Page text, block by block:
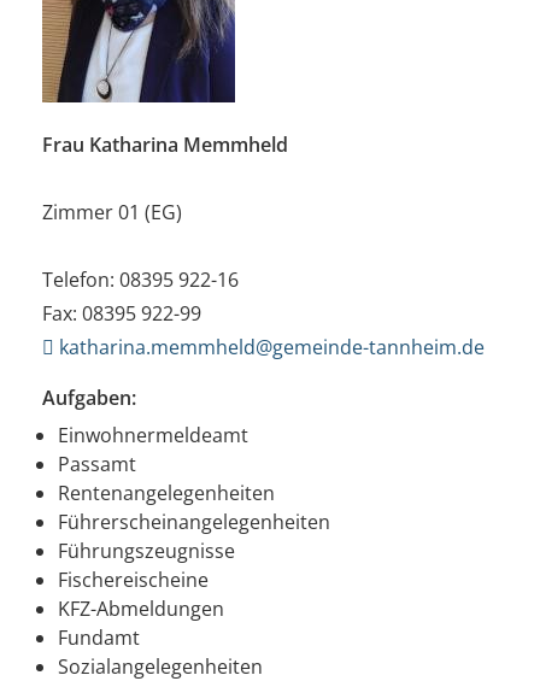
Frau Katharina Memmheld
Zimmer 01 (EG)
Telefon: 08395 922-16
Fax: 08395 922-99
katharina.memmheld@gemeinde-tannheim.de
Aufgaben:
Einwohnermeldeamt
Passamt
Rentenangelegenheiten
Führerscheinangelegenheiten
Führungszeugnisse
Fischereischeine
KFZ-Abmeldungen
Fundamt
Sozialangelegenheiten